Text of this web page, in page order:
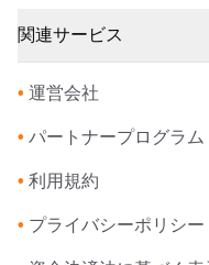
関連サービス
• 運営会社
• パートナープログラム
• 利用規約
• プライバシーポリシー